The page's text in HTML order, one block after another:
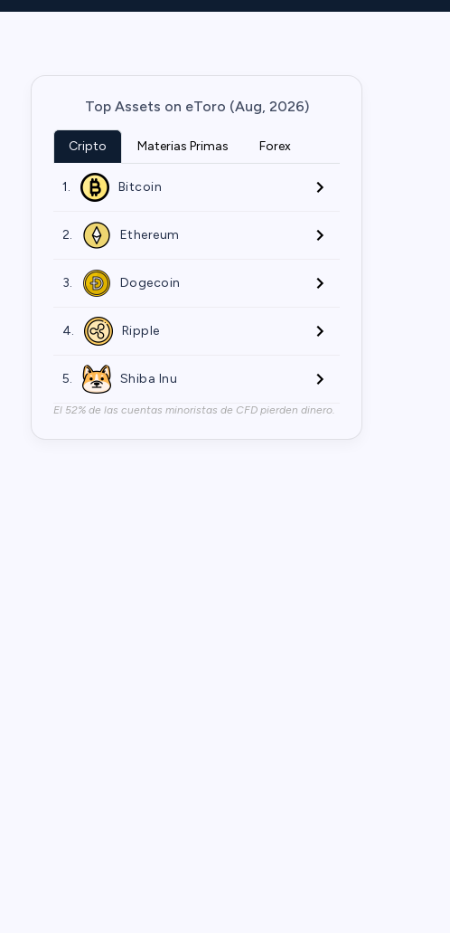
Top Assets on eToro (Aug, 2026)
Cripto Materias Primas Forex
1. Bitcoin
2. Ethereum
3. Dogecoin
4. Ripple
5. Shiba Inu
El 52% de las cuentas minoristas de CFD pierden dinero.